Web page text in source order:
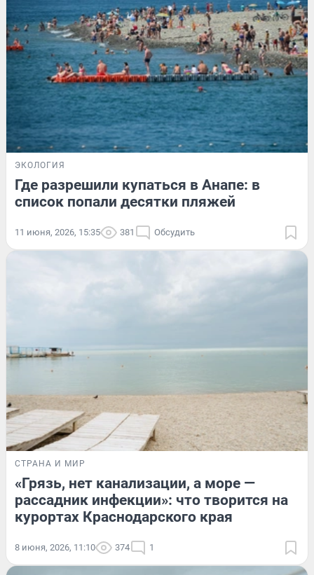
ЭКОЛОГИЯ
Где разрешили купаться в Анапе: в
список попали десятки пляжей
11 июня, 2026, 15:35 381 Обсудить
СТРАНА И МИР
«Грязь, нет канализации, а море —
рассадник инфекции»: что творится на
курортах Краснодарского края
8 июня, 2026, 11:10 374 1